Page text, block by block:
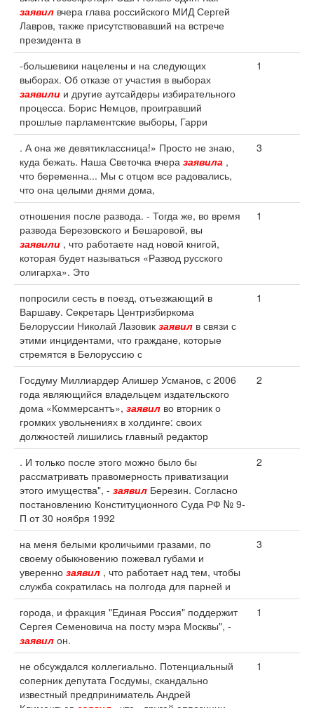
заявил вчера глава российского МИД Сергей
Лавров, также присутствовавший на встрече
президента в
-большевики нацелены и на следующих
выборах. Об отказе от участия в выборах
заявили и другие аутсайдеры избирательного
процесса. Борис Немцов, проигравший
прошлые парламентские выборы, Гарри
1
. А она же девятиклассница!» Просто не знаю,
куда бежать. Наша Светочка вчера заявила ,
что беременна... Мы с отцом все радовались,
что она целыми днями дома,
3
отношения после развода. - Тогда же, во время
развода Березовского и Бешаровой, вы
заявили , что работаете над новой книгой,
которая будет называться «Развод русского
олигарха». Это
1
попросили сесть в поезд, отъезжающий в
Варшаву. Секретарь Центризбиркома
Белоруссии Николай Лазовик заявил в связи с
этими инцидентами, что граждане, которые
стремятся в Белоруссию с
1
Госдуму Миллиардер Алишер Усманов, с 2006
года являющийся владельцем издательского
дома «Коммерсантъ», заявил во вторник о
громких увольнениях в холдинге: своих
должностей лишились главный редактор
2
. И только после этого можно было бы
рассматривать правомерность приватизации
этого имущества", - заявил Березин. Согласно
постановлению Конституционного Суда РФ № 9-
П от 30 ноября 1992
2
на меня белыми кроличьими гразами, по
своему обыкновению пожевал губами и
уверенно заявил , что работает над тем, чтобы
служба сократилась на полгода для парней и
3
города, и фракция "Единая Россия" поддержит
Сергея Семеновича на посту мэра Москвы", -
заявил он.
1
не обсуждался коллегиально. Потенциальный
соперник депутата Госдумы, скандально
известный предприниматель Андрей
1